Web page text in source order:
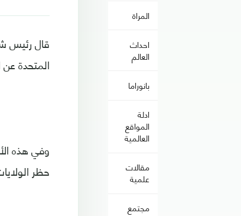
المراة
احداث
العالم
بانوراما
ادلة
المواقع
العالمية
مقالات
علمية
مجتمع
قال رئيس
المتحدة
وفي هذه
حظر